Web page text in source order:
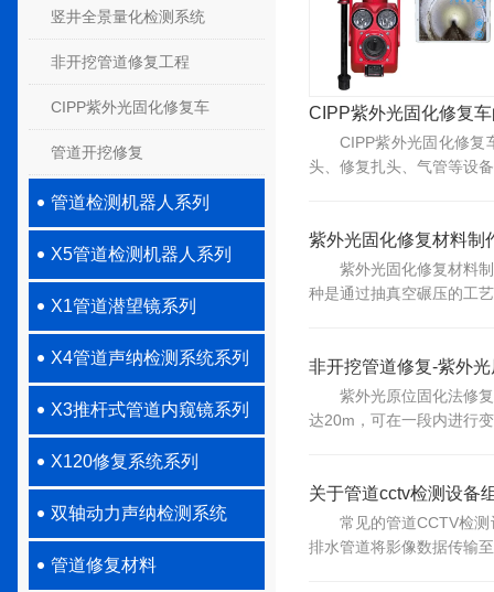
竖井全景量化检测系统
非开挖管道修复工程
CIPP紫外光固化修复车
管道开挖修复
管道检测机器人系列
X5管道检测机器人系列
X1管道潜望镜系列
X4管道声纳检测系统系列
X3推杆式管道内窥镜系列
X120修复系统系列
双轴动力声纳检测系统
管道修复材料
CIPP紫外光固化修复
CIPP紫外光固化修复
头、修复扎头、气管等设
紫外光固化修复材料制
紫外光固化修复材料
种是通过抽真空碾压的工
非开挖管道修复-紫外
紫外光原位固化法修
达20m，可在一段内进行
关于管道cctv检测设备
常见的管道CCTV检
排水管道将影像数据传输